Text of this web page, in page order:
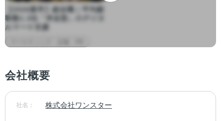
【2026新卒】総合職｜平均顧
客数1.3社「伴走型」のデジタ
ルマーケ支援
会社概要
社名： 株式会社ワンスター